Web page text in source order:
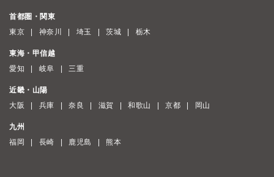
首都圏・関東
東京
神奈川 埼玉 茨城 栃木
東海・甲信越
愛知
岐阜 三重
近畿・山陽
大阪
兵庫 奈良 滋賀 和歌山 京都 岡山
九州
福岡
長崎 鹿児島 熊本